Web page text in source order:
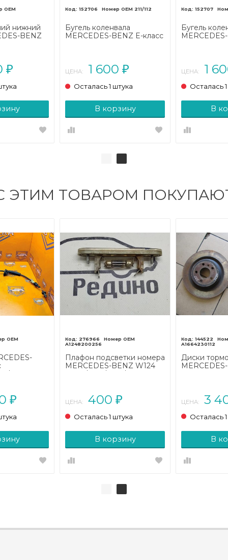
нижний
BENZ
₽
152706 211/112
Бугель коленвала
MERCEDES-BENZ E-класс
ЦЕНА: 1 600 ₽
Осталась 1 штука
В корзину
152707
Бугель
ЦЕНА: 1
Осталась
В
ЭТИМ ТОВАРОМ
₽
276966
A1248200256
Плафон подсветки номера
MERCEDES-BENZ W124
ЦЕНА: 400 ₽
Осталась 1 штука
В корзину
144522
A1664230112
Диски
ЦЕНА: 3
Осталась
В